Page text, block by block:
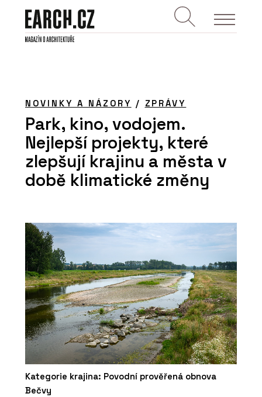
NOVINKY A NÁZORY / ZPRÁVY
Park, kino, vodojem.
Nejlepší projekty, které
zlepšují krajinu a města v
době klimatické změny
Kategorie krajina: Povodní prověřená obnova
Bečvy